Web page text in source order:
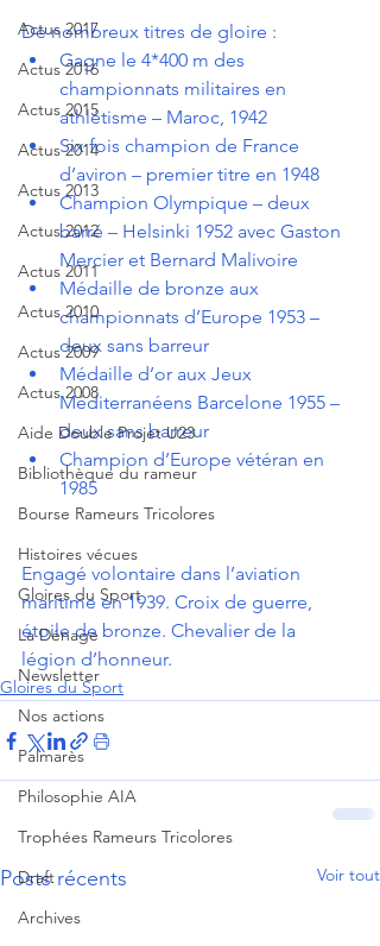
Actus 2017
Actus 2016
Actus 2015
Actus 2014
Actus 2013
Actus 2012
Actus 2011
Actus 2010
Actus 2009
Actus 2008
Aide Double Projet U23
Bibliothèque du rameur
Bourse Rameurs Tricolores
Histoires vécues
Gloires du Sport
La Dénage
Newsletter
Nos actions
Palmarès
Philosophie AIA
Trophées Rameurs Tricolores
Draft
Archives
De nombreux titres de gloire :
Gagne le 4*400 m des
championnats militaires en
athlétisme – Maroc, 1942
Six fois champion de France
d’aviron – premier titre en 1948
Champion Olympique – deux
barré – Helsinki 1952 avec Gaston
Mercier et Bernard Malivoire
Médaille de bronze aux
championnats d’Europe 1953 –
deux sans barreur
Médaille d’or aux Jeux
Méditerranéens Barcelone 1955 –
deux sans barreur
Champion d’Europe vétéran en
1985
Engagé volontaire dans l’aviation
maritime en 1939. Croix de guerre,
étoile de bronze. Chevalier de la
légion d’honneur.
Gloires du Sport
Posts récents Voir tout